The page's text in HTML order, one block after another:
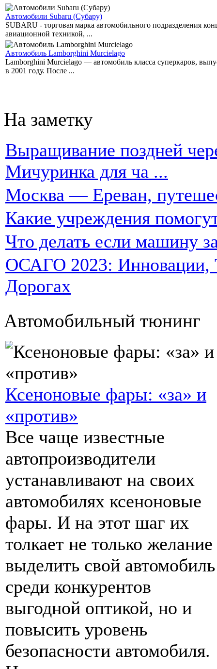
Автомобили Subaru (Субару)
SUBARU - торговая марка автомобильного подразделения
авиационной техникой, ...
Автомобиль Lamborghini Murcielago
Lamborghini Murcielago — автомобиль класса суперкаров,
в 2001 году. После ...
На заметку
Выращивание поздней
Мичуринка для ча ...
Москва — Ереван,
Какие учреждения
Что делать если машину
ОСАГО 2023: Инновации,
Дорогах
Автомобильный тюнинг
Ксеноновые фары: «за» и
«против»
Все чаще известные
автопроизводители
устанавливают на своих
автомобилях ксеноновые
фары. И на этот шаг их
толкает не только желание
выделить свой автомобиль
среди конкурентов
выгодной оптикой, но и
повысить уровень
безопасности автомобиля.